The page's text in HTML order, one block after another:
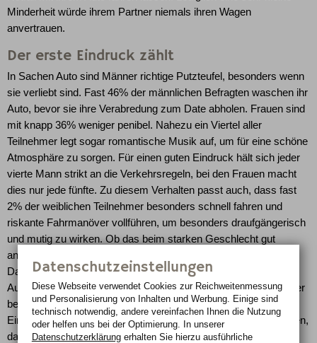
Minderheit würde ihrem Partner niemals ihren Wagen
anvertrauen.
Der erste Eindruck zählt
In Sachen Auto sind Männer richtige Putzteufel, besonders wenn
sie verliebt sind. Fast 46% der männlichen Befragten waschen ihr
Auto, bevor sie ihre Verabredung zum Date abholen. Frauen sind
mit knapp 36% weniger penibel. Nahezu ein Viertel aller
Teilnehmer legt sogar romantische Musik auf, um für eine schöne
Atmosphäre zu sorgen. Für einen guten Eindruck hält sich jeder
vierte Mann strikt an die Verkehrsregeln, bei den Frauen macht
dies nur jede fünfte. Zu diesem Verhalten passt auch, dass fast
2% der weiblichen Teilnehmer besonders schnell fahren und
riskante Fahrmanöver vollführen, um besonders draufgängerisch
und mutig zu wirken. Ob das beim starken Geschlecht gut
ankommt, steht allerdings nicht fest. Sicherlich gefällt es den
Damen, wenn sich der Herr als Gentleman erweist und die
Autotür aufhält. Leider machen dies nur etwas über die Hälfte der
befragten Männer und - sehr emanzipiert - ca. 13% der Frauen.
Eines sollte man auf jeden Fall berücksichtigen: Fast 7% glauben,
dass der Fahrstil eines Autofahrers Aufschluss über die
Datenschutzeinstellungen
Diese Webseite verwendet Cookies zur Reichweiten­messung
und Personalisierung von Inhalten und Werbung. Einige sind
technisch notwendig, andere vereinfachen Ihnen die Nutzung
oder helfen uns bei der Optimierung. In unserer
Datenschutzerklärungerhalten Sie hierzu ausführliche